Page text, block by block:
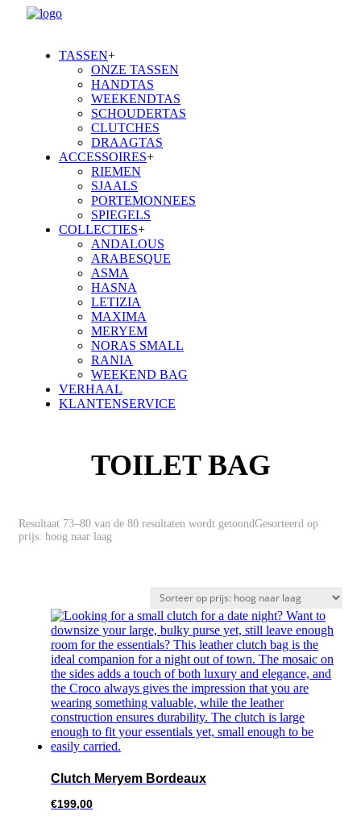
TASSEN+
ONZE TASSEN
HANDTAS
WEEKENDTAS
SCHOUDERTAS
CLUTCHES
DRAAGTAS
ACCESSOIRES+
RIEMEN
SJAALS
PORTEMONNEES
SPIEGELS
COLLECTIES+
ANDALOUS
ARABESQUE
ASMA
HASNA
LETIZIA
MAXIMA
MERYEM
NORAS SMALL
RANIA
WEEKEND BAG
VERHAAL
KLANTENSERVICE
TOILET BAG
Resultaat 73–80 van de 80 resultaten wordt getoondGesorteerd op
prijs: hoog naar laag
Clutch Meryem Bordeaux
€199,00